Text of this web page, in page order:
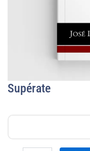
Supérate